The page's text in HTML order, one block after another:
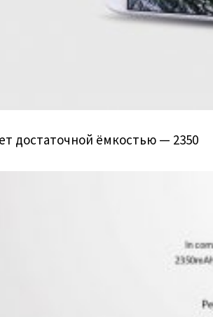
достаточной ёмкостью — 2350